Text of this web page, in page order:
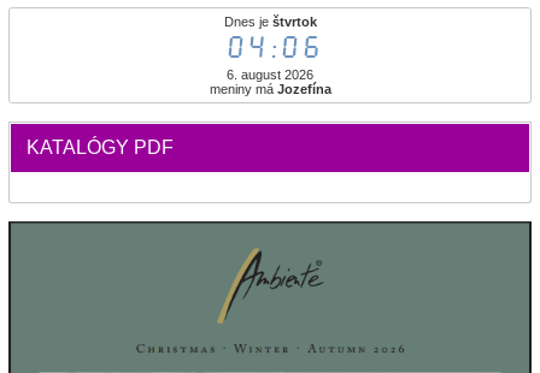
Dnes je štvrtok
04:06
6. august 2026
meniny má Jozefína
KATALÓGY PDF